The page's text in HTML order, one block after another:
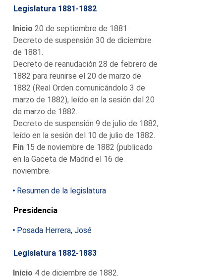
Legislatura 1881-1882
Inicio 20 de septiembre de 1881.
Decreto de suspensión 30 de diciembre
de 1881.
Decreto de reanudación 28 de febrero de
1882 para reunirse el 20 de marzo de
1882 (Real Orden comunicándolo 3 de
marzo de 1882), leído en la sesión del 20
de marzo de 1882.
Decreto de suspensión 9 de julio de 1882,
leído en la sesión del 10 de julio de 1882.
Fin 15 de noviembre de 1882 (publicado
en la Gaceta de Madrid el 16 de
noviembre.
Resumen de la legislatura
Presidencia
Posada Herrera, José
Legislatura 1882-1883
Inicio 4 de diciembre de 1882.